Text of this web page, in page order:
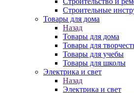
Строительные
Товары для дома
Назад
Товары для дома
Товары для
Товары для учебы
Товары для школы
Электрика и свет
Назад
Электрика и свет